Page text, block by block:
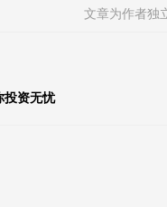
文章为作者独
投资无忧